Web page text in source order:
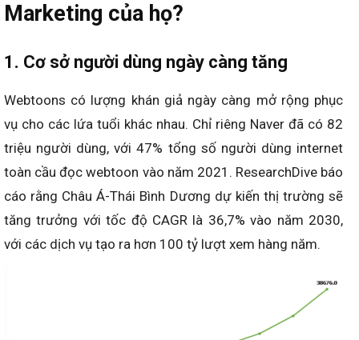
Marketing của họ?
1. Cơ sở người dùng ngày càng tăng
Webtoons có lượng khán giả ngày càng mở rộng phục
vụ cho các lứa tuổi khác nhau. Chỉ riêng Naver đã có 82
triệu người dùng, với 47% tổng số người dùng internet
toàn cầu đọc webtoon vào năm 2021. ResearchDive báo
cáo rằng Châu Á-Thái Bình Dương dự kiến thị trường sẽ
tăng trưởng với tốc độ CAGR là 36,7% vào năm 2030,
với các dịch vụ tạo ra hơn 100 tỷ lượt xem hàng năm.